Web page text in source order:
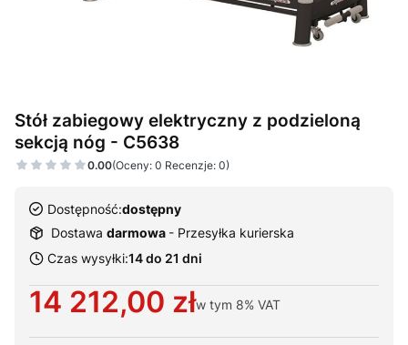
Stół zabiegowy elektryczny z podzieloną
sekcją nóg - C5638
0.00(Oceny: 0 Recenzje: 0)
Dostępność:dostępny
Dostawa darmowa - Przesyłka kurierska
Czas wysyłki:14 do 21 dni
Cena
14 212,00 złw tym 8% VAT